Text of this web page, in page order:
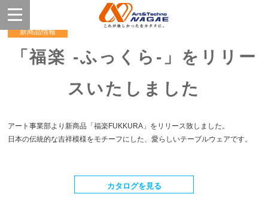
新商品情報
「福楽 -ふっくら-」をリリー
スいたしました
アート事業部より新商品「福楽FUKKURA」をリリース致しました。
日本の伝統的な吉祥模様をモチーフにした、愛らしいテーブルウェアです。
カタログを見る